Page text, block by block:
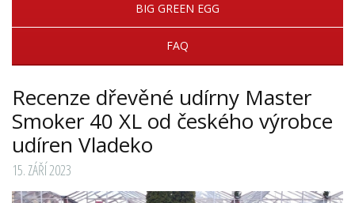
BIG GREEN EGG
FAQ
Recenze dřevěné udírny Master
Smoker 40 XL od českého výrobce
udíren Vladeko
15. ZÁŘÍ 2023